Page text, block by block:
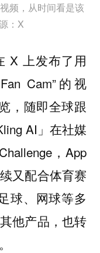
频，从时间看是该
：X
X 上发布了用
Cam”的视
，随即全球跟
AI」在社媒
，App
又配合体育赛
球、网球等多
他产品，也转